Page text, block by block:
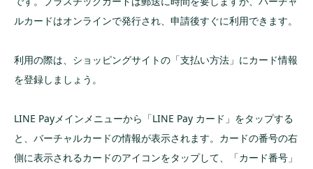
ルカードはオンラインで発行され、申請後すぐに利用できます。
利用の際は、ショッピングサイトの「支払い方法」にカード情報
を登録しましょう。
LINE Payメインメニューから「LINE Pay カード」をタップする
と、バーチャルカードの情報が表示されます。カードの番号の右
側に表示されるカードのアイコンをタップして、「カード番号」